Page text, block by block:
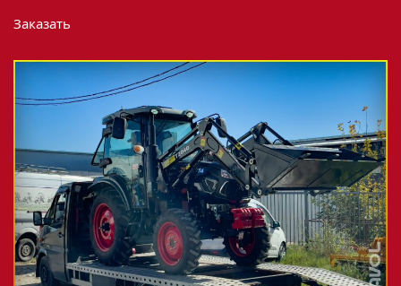
Заказать